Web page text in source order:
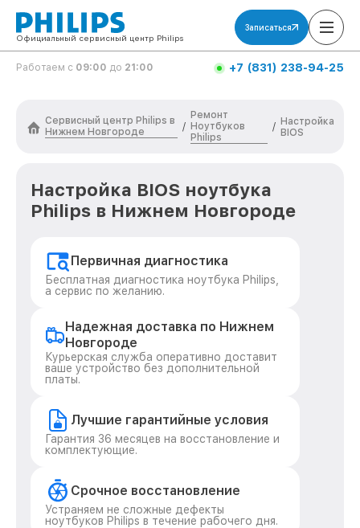
Официальный сервисный центр Philips
Записаться
Работаем с 09:00 до 21:00 +7 (831) 238-94-25
Сервисный центр Philips в
Нижнем Новгороде
/
Ремонт
Ноутбуков
Philips
/ Настройка
BIOS
Настройка BIOS ноутбука
Philips в Нижнем Новгороде
Первичная диагностика
Бесплатная диагностика ноутбука Philips,
а сервис по желанию.
Надежная доставка по Нижнем
Новгороде
Курьерская служба оперативно доставит
ваше устройство без дополнительной
платы.
Лучшие гарантийные условия
Гарантия 36 месяцев на восстановление и
комплектующие.
Срочное восстановление
Устраняем не сложные дефекты
ноутбуков Philips в течение рабочего дня.